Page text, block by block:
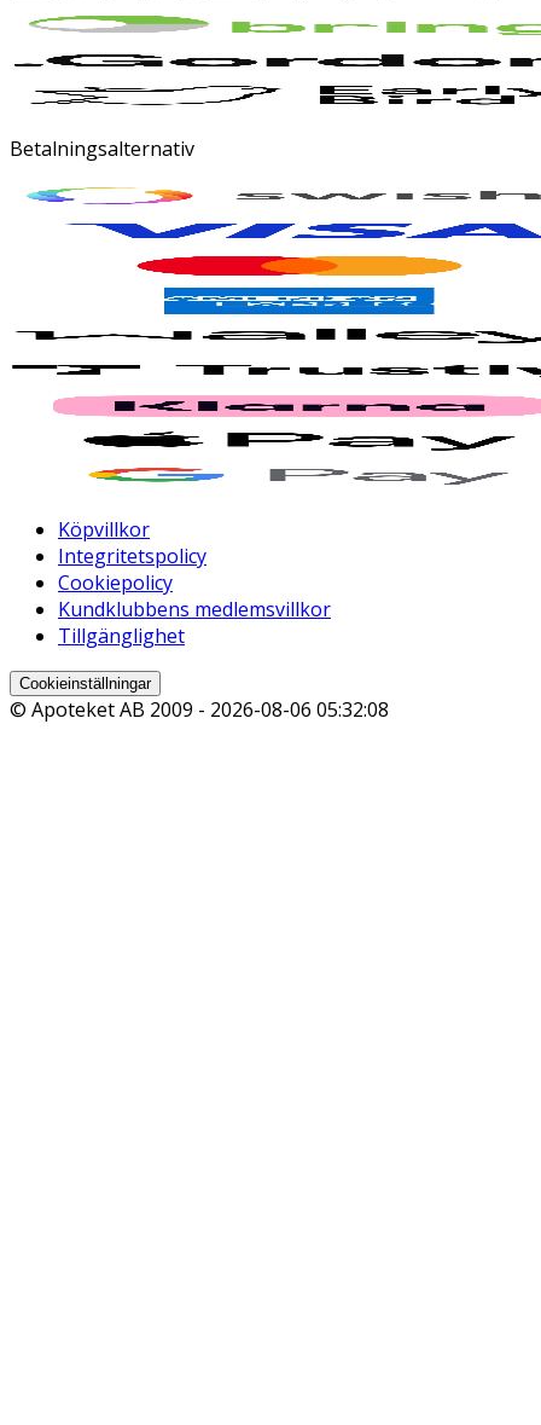
Betalningsalternativ
Köpvillkor
Integritetspolicy
Cookiepolicy
Kundklubbens medlemsvillkor
Tillgänglighet
Cookieinställningar
© Apoteket AB 2009 - 2026-08-06 05:32:08